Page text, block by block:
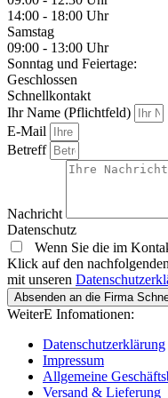
14:00 - 18:00 Uhr
Samstag
09:00 - 13:00 Uhr
Sonntag und Feiertage:
Geschlossen
Schnellkontakt
Ihr Name (Pflichtfeld)
E-Mail
Betreff
Nachricht
Datenschutz
Wenn Sie die im
Klick auf den
mit unseren
Absenden an die Firma
WeiterE Infomationen:
Datenschutzerklärung
Impressum
Allgemeine
Versand & Lieferung